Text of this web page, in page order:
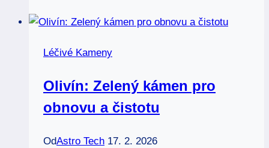
duševní
Léčivé Kameny
Olivín: Zelený kámen pro
obnovu a čistotu
OdAstro Tech 17. 2. 2026